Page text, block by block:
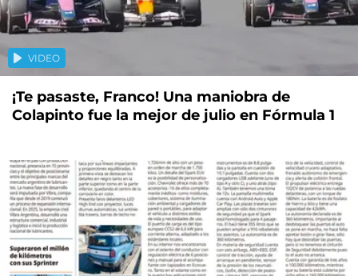
VIDEO
¡Te pasaste, Franco! Una maniobra de
Colapinto fue la mejor de julio en Fórmula 1